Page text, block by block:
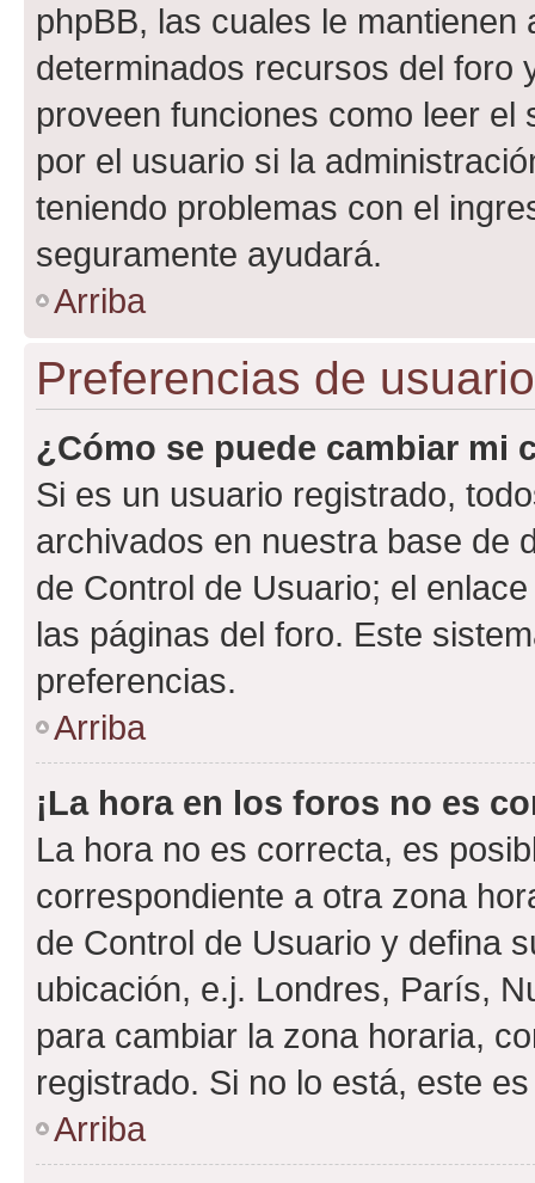
phpBB, las cuales le
determinados recursos del foro
proveen funciones como leer el
por el usuario si la
teniendo problemas con el
seguramente ayudará.
Arriba
Preferencias de
¿Cómo se puede cambiar mi
Si es un usuario registrado,
archivados en nuestra base de
de Control de Usuario; el
las páginas del foro. Este
preferencias.
Arriba
¡La hora en los foros no es
La hora no es correcta, es
correspondiente a otra zona
de Control de Usuario y defina
ubicación, e.j. Londres, París,
para cambiar la zona horaria,
registrado. Si no lo está, este
Arriba